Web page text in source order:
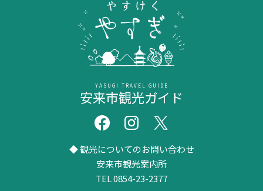
安来市観光ガイド
YASUGI TRAVEL GUIDE
◆ 観光についてのお問い合わせ
安来市観光案内所
TEL 0854-23-2377